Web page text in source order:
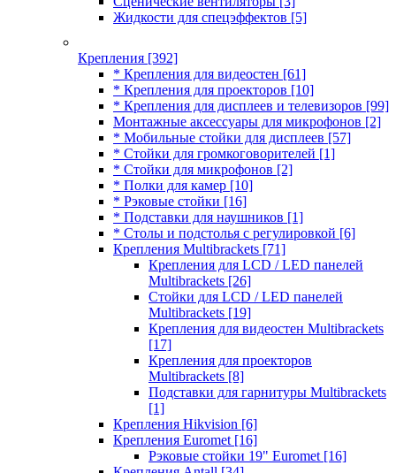
Жидкости для спецэффектов [5]
Крепления [392]
* Крепления для видеостен [61]
* Крепления для проекторов [10]
* Крепления для дисплеев и телевизоров [99]
Монтажные аксессуары для микрофонов [2]
* Мобильные стойки для дисплеев [57]
* Стойки для громкоговорителей [1]
* Стойки для микрофонов [2]
* Полки для камер [10]
* Рэковые стойки [16]
* Подставки для наушников [1]
* Столы и подстолья с регулировкой [6]
Крепления Multibrackets [71]
Крепления для LCD / LED панелей
Multibrackets [26]
Стойки для LCD / LED панелей
Multibrackets [19]
Крепления для видеостен Multibrackets
[17]
Крепления для проекторов
Multibrackets [8]
Подставки для гарнитуры Multibrackets
[1]
Крепления Hikvision [6]
Крепления Euromet [16]
Рэковые стойки 19" Euromet [16]